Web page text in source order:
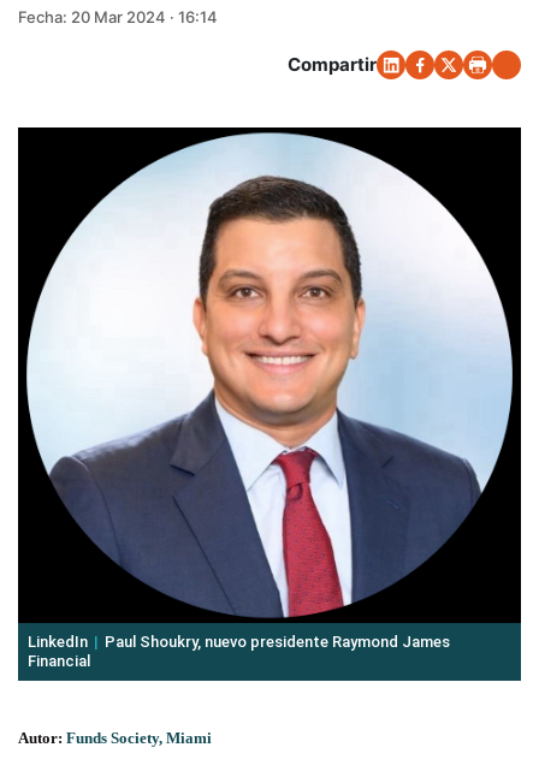
Fecha: 20 Mar 2024 · 16:14
Compartir
LinkedIn
Paul Shoukry, nuevo presidente Raymond James
Financial
Autor: Funds Society, Miami